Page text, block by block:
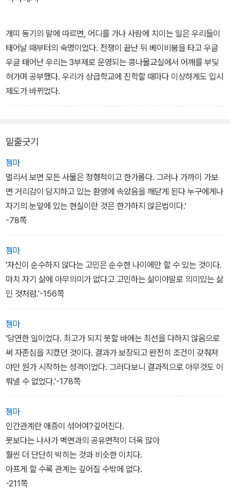
방의 행각은 실소를 자아내기도 하거니와, 때문에 마이너 인생으로
사는 것이 그에 마땅한 세상의 배려라는 생각을 불러오기도 한다. 계
급문제보다 오히려 학벌문제가 더 문제적으로까지 여겨지는 우리 현
실을 상기할 때 끈 떨어진 연으로 살 수밖에 없는 4인방의 인생행로
는 단지 그들을 웃음의 대상으로 놓아두지 않는다"라고 평하고 있다.
개띠 동기의 말에 따르면, 어디를 가나 사람에 치이는 일은 우리들이
태어날 때부터의 숙명이었다. 전쟁이 끝난 뒤 베이비붐을 타고 우글
우글 태어난 우리는 3부제로 운영되는 콩나물교실에서 어깨를 부딪
혀가며 공부했다. 우리가 상급학교에 진학할 때마다 이상하게도 입시
제도가 바뀌었다.
밑줄긋기
젬마
멀리서 보면 모든 사물은 정형적이고 한가롭다. 그러나 가까이 가보
면 거리감이 담지하고 있는 환영에 속았음을 깨닫게 된다 누구에게나
자기의 눈앞에 있는 현실이란 것은 한가하지 않은법이다.'
-78쪽
젬마
'자신이 순수하지 않다는 고민은 순수한 나이에만 할 수 있는 것이다.
마치 자기 삶에 아무의미가 없다고 고민하는 삶이야말로 의미있는 삶
인 것처럼.'-156쪽
젬마
'당연한 일이었다. 최고가 되지 못할 바에는 최선을 다하지 않음으로
써 자존심을 지켰던 것이다. 결과가 보장되고 완전히 조건이 갖춰져
야만 뭔가 시작하는 성격이었다. 그러다보니 결과적으로 아무것도 이
뤄낼 수 없었다.'-178쪽
젬마
인간관계란 애증이 섞어여?깊어진다.
못보다는 나사가 벽면과의 공유면적이 더욱 많아
훨씬 더 단단히 박히는 것과 비슷한 이치다.
아프게 할 수록 관계는 깊어질 수밖에 없다.
-211쪽